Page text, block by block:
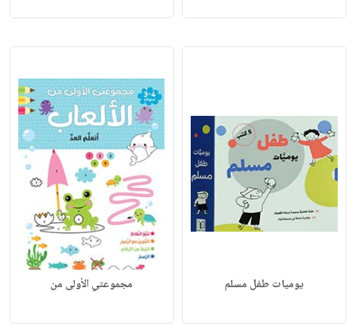
يوميات طفل مسلم مجموعتي الأولى من